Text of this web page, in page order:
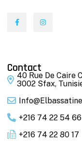
Contact
40 Rue De Caire
3002 Sfax,
+216 74 22 54 66
+216 74 22 80 17